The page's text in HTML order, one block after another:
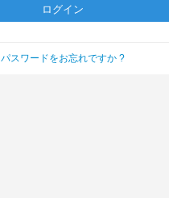
パスワードをお忘れですか ?